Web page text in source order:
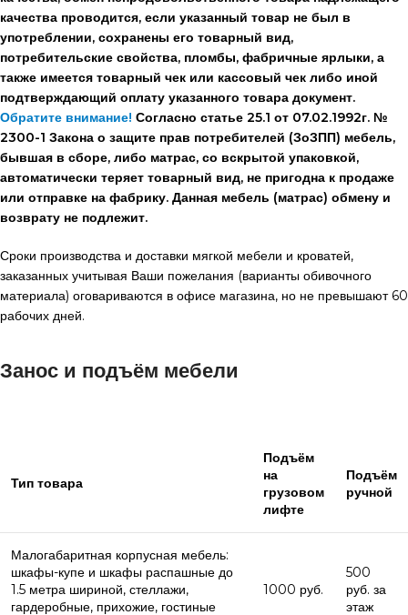
качества проводится, если указанный товар не был в
употреблении, сохранены его товарный вид,
потребительские свойства, пломбы, фабричные ярлыки, а
также имеется товарный чек или кассовый чек либо иной
подтверждающий оплату указанного товара документ.
Обратите внимание! Согласно статье 25.1 от 07.02.1992г. №
2300-1 Закона о защите прав потребителей (ЗоЗПП) мебель,
бывшая в сборе, либо матрас, со вскрытой упаковкой,
автоматически теряет товарный вид, не пригодна к продаже
или отправке на фабрику. Данная мебель (матрас) обмену и
возврату не подлежит.
Сроки производства и доставки мягкой мебели и кроватей,
заказанных учитывая Ваши пожелания (варианты обивочного
материала) оговариваются в офисе магазина, но не превышают 60
рабочих дней.
Занос и подъём мебели
Тип товара
Подъём
на
грузовом
лифте
Подъём
ручной
Малогабаритная корпусная мебель:
шкафы-купе и шкафы распашные до
1.5 метра шириной, стеллажи,
гардеробные, прихожие, гостиные
1000 руб.
500
руб. за
этаж